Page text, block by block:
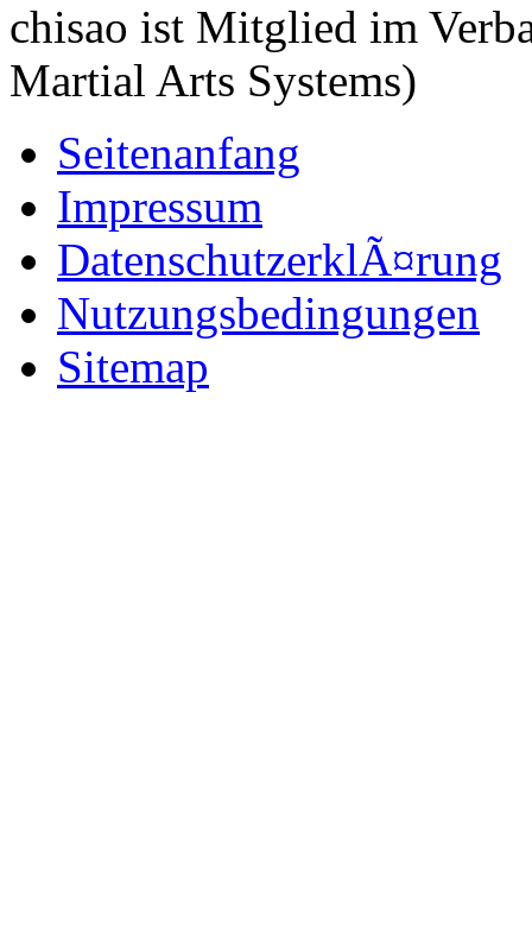
chisao ist Mitglied im
Martial Arts Systems)
Seitenanfang
Impressum
DatenschutzerklÃ¤rung
Nutzungsbedingungen
Sitemap